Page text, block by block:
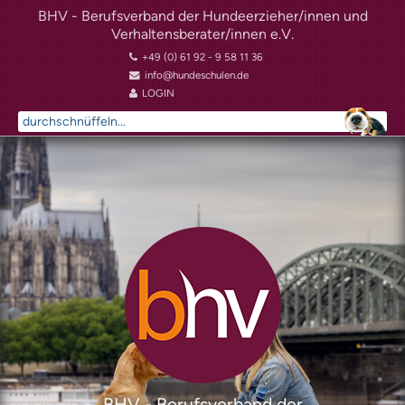
BHV - Berufsverband der Hundeerzieher/innen und
Verhaltensberater/innen e.V.
+49 (0) 61 92 - 9 58 11 36
info@hundeschulen.de
LOGIN
Suchen
...